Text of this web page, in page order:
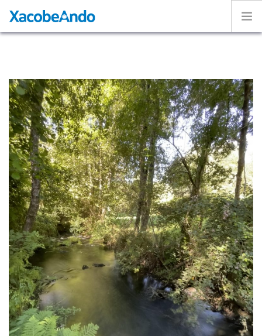
Caminos
Volunteer
Experiences
Exhibition
Login
ENGLISH